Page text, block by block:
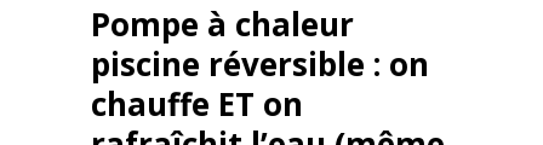
Pompe à chaleur
piscine réversible : on
chauffe ET on